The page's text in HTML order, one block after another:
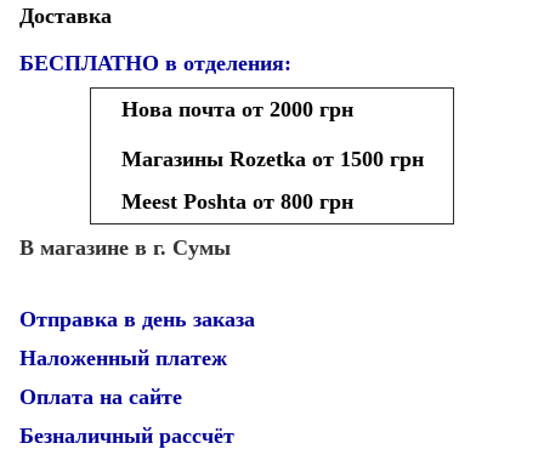
Доставка
БЕСПЛАТНО в отделения:
Нова почта от 2000 грн
Магазины Rozetka от 1500 грн
Meest Poshta от 800 грн
В магазине в г. Сумы
Отправка в день заказа
Наложенный платеж
Оплата на сайте
Безналичный рассчёт